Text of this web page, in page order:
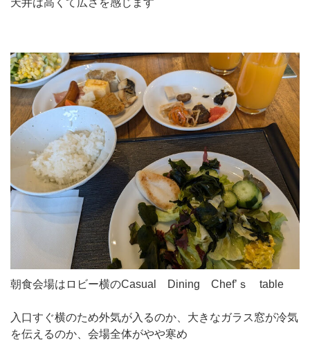
朝食会場はロビー横のCasual Dining Chef’ｓ table
入口すぐ横のため外気が入るのか、大きなガラス窓が冷気
を伝えるのか、会場全体がやや寒め